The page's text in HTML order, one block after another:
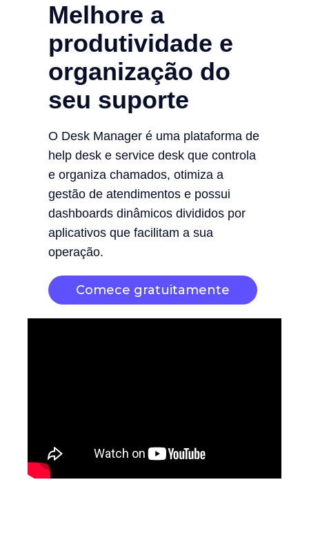
Melhore a
produtividade e
organização do
seu suporte
O Desk Manager é uma plataforma de
help desk e service desk que controla
e organiza chamados, otimiza a
gestão de atendimentos e possui
dashboards dinâmicos divididos por
aplicativos que facilitam a sua
operação.
Comece gratuitamente